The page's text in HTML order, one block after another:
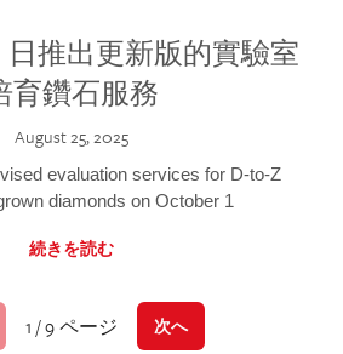
日推出更新版的實驗室
育鑽石服務
August 25, 2025
evaluation services for D-to-Z
diamonds on October 1
続きを読む
1 / 9 ページ 次へ